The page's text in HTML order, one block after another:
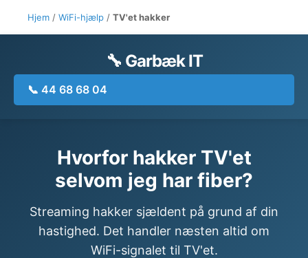
Hjem / WiFi-hjælp / TV'et hakker
🔧 Garbæk IT
📞 44 68 68 04
Hvorfor hakker TV'et
selvom jeg har fiber?
Streaming hakker sjældent på grund af din
hastighed. Det handler næsten altid om
WiFi-signalet til TV'et.